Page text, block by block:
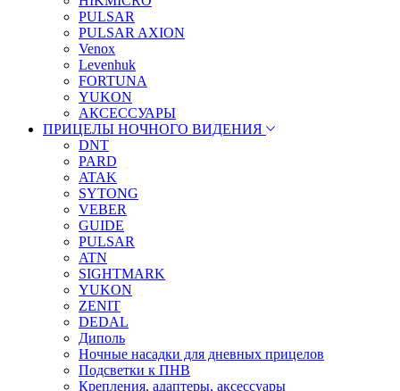
PULSAR
PULSAR AXION
Venox
Levenhuk
FORTUNA
YUKON
АКСЕССУАРЫ
ПРИЦЕЛЫ НОЧНОГО ВИДЕНИЯ
DNT
PARD
ATAK
SYTONG
VEBER
GUIDE
PULSAR
ATN
SIGHTMARK
YUKON
ZENIT
DEDAL
Диполь
Ночные насадки для дневных прицелов
Подсветки к ПНВ
Крепления, адаптеры, аксессуары